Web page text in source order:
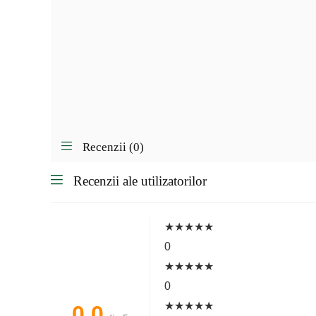
Recenzii (0)
Recenzii ale utilizatorilor
★★★★★
0
★★★★★
0
★★★★★